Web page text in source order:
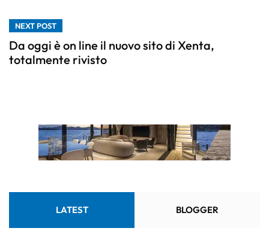
NEXT POST
Da oggi è on line il nuovo sito di Xenta,
totalmente rivisto
LATEST BLOGGER